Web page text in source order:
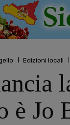
Edizioni locali
è